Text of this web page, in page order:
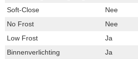
Soft-Close
Nee
No Frost
Nee
Low Frost
Ja
Binnenverlichting
Ja